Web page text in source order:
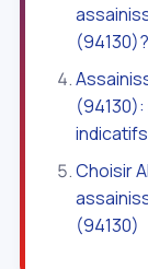
(94130)?
indicatifs
Choisir
(94130)